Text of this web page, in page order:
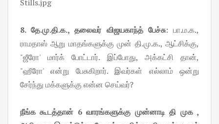
8. தே.மு.தி.க., தலைவர் விஜயகாந்த் பேச்சு: பா.ம.க.,
ராமதாஸ் ஆறு மாதங்களுக்கு முன் தி.மு.க., ஆட்சிக்கு,
"ஜீரோ' மார்க் போட்டார். இப்போது, அக்கட்சி தான்,
"ஹீரோ' என்று பேசுகிறார். இவர்கள் எல்லாம் ஒன்று
சேர்ந்து மக்களுக்கு என்ன செய்வர்?
நீங்க கூடத்தான் 6 வாரங்களுக்கு முன்னாடி தி முக ,